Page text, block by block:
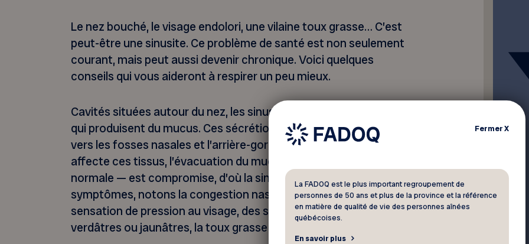
Le nez bouché, le visage endolori, une vilaine toux grasse… C’est
peut-être une sinusite. Ce problème de santé est non seulement
courant, mais peut aussi devenir chronique. Voici quelques
conseils qui vous aideront à respirer un peu mieux.
Cavités situées autour du nez, les sinus sont tapissés de tissus
qui produisent du mucus. Ces sécrétions s’écoulent normalement
vers les fosses nasales et l’arrière-gorge. Lorsque l’inflammation
affecte ces tissus, l’évacuation du mucus — plus abondant qu’à la
normale — est compromise, d’où la sinusite. Parmi les possibles
symptômes, notons la congestion nasale, le mal de tête, la
sensation de pression au visage, des sécrétions nasales
verdâtres ou jaunâtres, la toux grasse et la fièvre.
FermerX
La FADOQ est le plus important regroupement de
personnes de 50 ans et plus de la province et la référence
en matière de qualité de vie des personnes aînées
québécoises.
En savoir plus